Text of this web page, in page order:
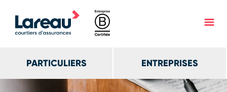
PARTICULIERS ENTREPRISES